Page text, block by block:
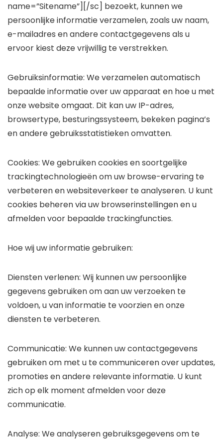
name=”Sitename”][/sc] bezoekt, kunnen we
persoonlijke informatie verzamelen, zoals uw naam,
e-mailadres en andere contactgegevens als u
ervoor kiest deze vrijwillig te verstrekken.
Gebruiksinformatie: We verzamelen automatisch
bepaalde informatie over uw apparaat en hoe u met
onze website omgaat. Dit kan uw IP-adres,
browsertype, besturingssysteem, bekeken pagina’s
en andere gebruiksstatistieken omvatten.
Cookies: We gebruiken cookies en soortgelijke
trackingtechnologieën om uw browse-ervaring te
verbeteren en websiteverkeer te analyseren. U kunt
cookies beheren via uw browserinstellingen en u
afmelden voor bepaalde trackingfuncties.
Hoe wij uw informatie gebruiken:
Diensten verlenen: Wij kunnen uw persoonlijke
gegevens gebruiken om aan uw verzoeken te
voldoen, u van informatie te voorzien en onze
diensten te verbeteren.
Communicatie: We kunnen uw contactgegevens
gebruiken om met u te communiceren over updates,
promoties en andere relevante informatie. U kunt
zich op elk moment afmelden voor deze
communicatie.
Analyse: We analyseren gebruiksgegevens om te